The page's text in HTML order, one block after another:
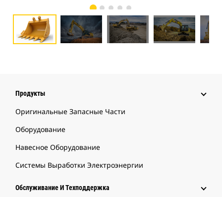
Продукты
Оригинальные Запасные Части
Оборудование
Навесное Оборудование
Системы Выработки Электроэнергии
Обслуживание И Техподдержка